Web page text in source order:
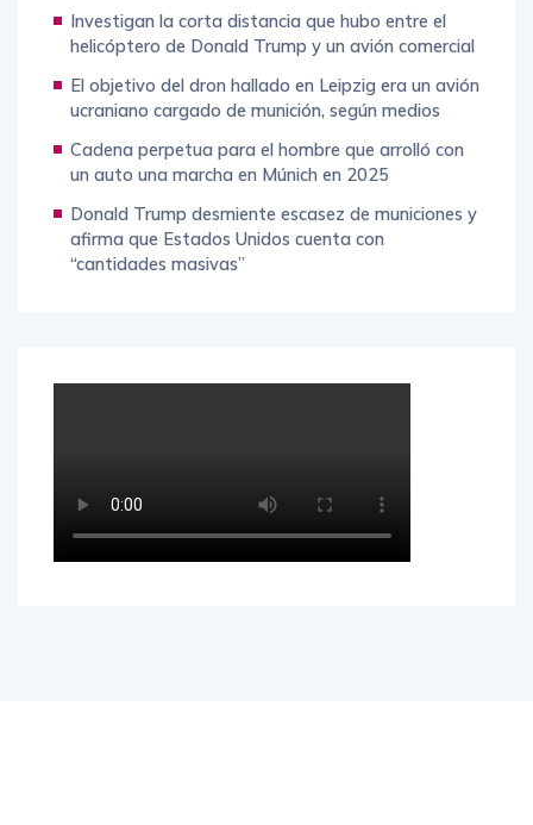
Investigan la corta distancia que hubo entre el
helicóptero de Donald Trump y un avión comercial
El objetivo del dron hallado en Leipzig era un avión
ucraniano cargado de munición, según medios
Cadena perpetua para el hombre que arrolló con
un auto una marcha en Múnich en 2025
Donald Trump desmiente escasez de municiones y
afirma que Estados Unidos cuenta con
“cantidades masivas”